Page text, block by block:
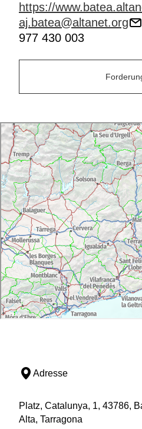
https://
aj.batea@altanet.org
977 430 003
Adresse
Platz, Catalunya, 1, 43786,
Alta, Tarragona